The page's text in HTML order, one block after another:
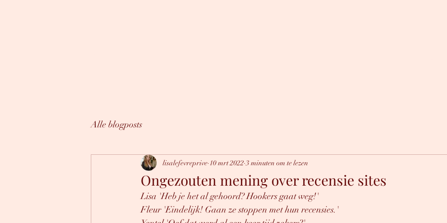
Alle blogposts
Ongezouten mening over recensie sites
lisalefevreprive 10 mrt 2022 3 minuten om te lezen
Lisa 'Heb je het al gehoord? Hookers gaat weg!'
Fleur 'Eindelijk! Gaan ze stoppen met hun recensies.'